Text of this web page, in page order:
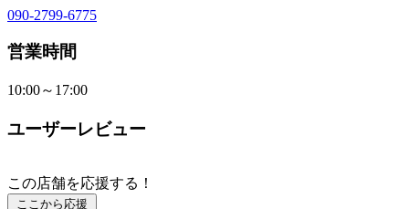
090-2799-6775
営業時間
10:00～17:00
ユーザーレビュー
この店舗を応援する！
ここから応援